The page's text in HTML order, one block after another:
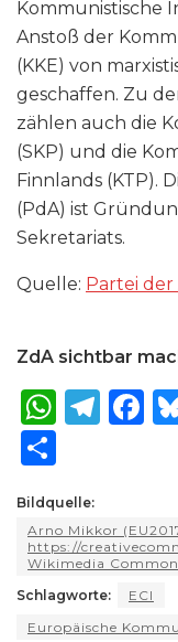
Kommunistische
Anstoß der
(KKE) von
geschaffen. Zu
zählen auch die
(SKP) und die
Finnlands (KTP).
(PdA) ist
Sekretariats.
Quelle: Partei
ZdA sichtbar
W
ts
A
p
p
T
ra
m
F
b
o
o
ar
e
Bildquelle:
Arno Mikkor
https://
Wikimedia
Schlagworte:
ECI
Europäische